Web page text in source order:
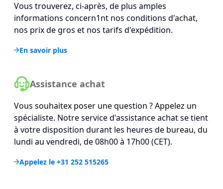
Vous trouverez, ci-après, de plus amples
informations concern1nt nos conditions d'achat,
nos prix de gros et nos tarifs d'expédition.
En savoir plus
Assistance achat
Vous souhaitex poser une question ? Appelez un
spécialiste. Notre service d'assistance achat se tient
à votre disposition durant les heures de bureau, du
lundi au vendredi, de 08h00 à 17h00 (CET).
Appelez le +31 252 515265